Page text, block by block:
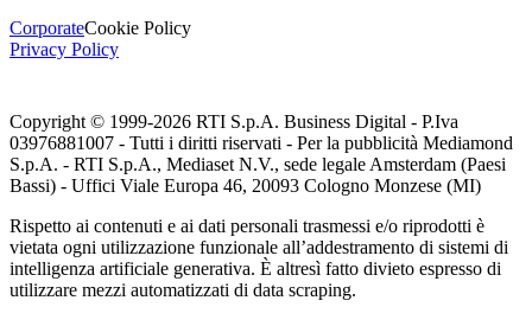
CorporateCookie Policy
Privacy Policy
Copyright © 1999-2026 RTI S.p.A. Business Digital - P.Iva
03976881007 - Tutti i diritti riservati - Per la pubblicità Mediamond
S.p.A. - RTI S.p.A., Mediaset N.V., sede legale Amsterdam (Paesi
Bassi) - Uffici Viale Europa 46, 20093 Cologno Monzese (MI)
Rispetto ai contenuti e ai dati personali trasmessi e/o riprodotti è
vietata ogni utilizzazione funzionale all’addestramento di sistemi di
intelligenza artificiale generativa. È altresì fatto divieto espresso di
utilizzare mezzi automatizzati di data scraping.